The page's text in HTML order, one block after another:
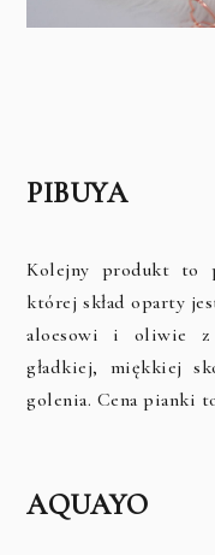
PIBUYA
Kolejny produkt to
której skład oparty
aloesowi i oliwie z
gładkiej, miękkiej
golenia. Cena pianki
AQUAYO